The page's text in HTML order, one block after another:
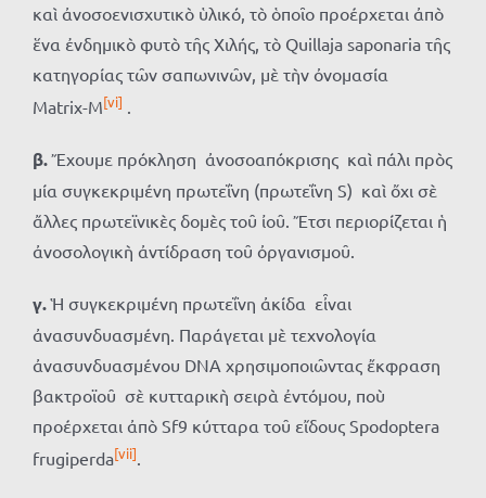
καὶ ἀνοσοενισχυτικὸ ὑλικό, τὸ ὁποῖο προέρχεται ἀπὸ
ἕνα ἐνδημικὸ φυτὸ τῆς Χιλής, τὸ Quillaja saponaria τῆς
κατηγορίας τῶν σαπωνινῶν, μὲ τὴν ὀνομασία
Matrix-M[vi] .
β.Ἔχουμε πρόκληση ἀνοσοαπόκρισης καὶ πάλι πρὸς
μία συγκεκριμένη πρωτεΐνη (πρωτεΐνη S) καὶ ὄχι σὲ
ἄλλες πρωτεϊνικὲς δομὲς τοῦ ἰοῦ. Ἔτσι περιορίζεται ἡ
ἀνοσολογικὴ ἀντίδραση τοῦ ὀργανισμοῦ.
γ.Ἡ συγκεκριμένη πρωτεΐνη ἀκίδα εἶναι
ἀνασυνδυασμένη. Παράγεται μὲ τεχνολογία
ἀνασυνδυασμένου DNA χρησιμοποιῶντας ἔκφραση
βακτροϊοῦ σὲ κυτταρικὴ σειρὰ ἐντόμου, ποὺ
προέρχεται ἀπὸ Sf9 κύτταρα τοῦ εἴδους Spodoptera
frugiperda[vii].